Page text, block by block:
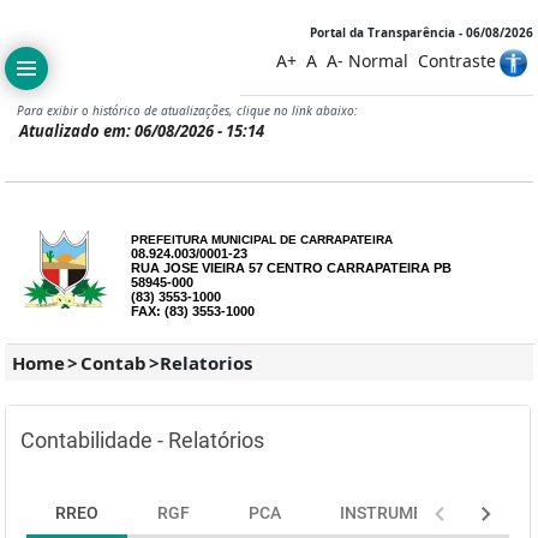
Portal da Transparência - 06/08/2026
A+ A A- Normal Contraste
Para exibir o histórico de atualizações, clique no link abaixo:
Atualizado em: 06/08/2026 - 15:14
PREFEITURA MUNICIPAL DE CARRAPATEIRA
08.924.003/0001-23
RUA JOSE VIEIRA 57 CENTRO CARRAPATEIRA PB
58945-000
(83) 3553-1000
FAX: (83) 3553-1000
Home> Contab>Relatorios
Contabilidade - Relatórios
RREO RGF PCA INSTRUMENTOS DE